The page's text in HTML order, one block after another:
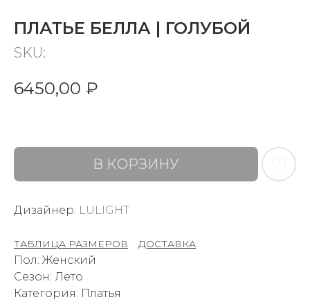
ПЛАТЬЕ БЕЛЛА | ГОЛУБОЙ
SKU:
6450,00 ₽
В КОРЗИНУ
Дизайнер: LULIGHT
ТАБЛИЦА РАЗМЕРОВ ДОСТАВКА
Пол: Женский
Сезон: Лето
Категория: Платья